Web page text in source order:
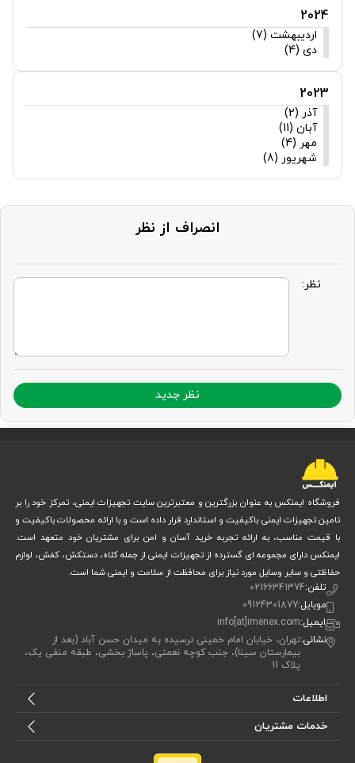
2024
اردیبهشت (7)
دی (4)
2023
آذر (2)
آبان (11)
مهر (4)
شهریور (8)
انصراف از نظر
نظر:
نظر جدید
فروشگاه ایمنکس به عنوان بزرگترین و معتبرترین سایت تجهیزات ایمنی، تمرکز خود را بر
تامین تجهیزات ایمنی باکیفیت و استاندارد قرار داده است و با ارائه محصولات باکیفیت و
با قیمت مناسب، به ارائه تجربه خرید آسان و امن برای مشتریان خود متعهد است.
ایمنکس دارای مجموعه ای گسترده از تجهیزات ایمنی از جمله کلاه، دستکش، کفش، لوازم
حفاظتی و سایر وسایل مورد نیاز برای محافظت از سلامت و ایمنی شما است.
تلفن:02166341374
موبایل:09124301877
ایمیل:info[at]imenex.com
نشانی:تهران، خیابان امام خمینی نرسیده به میدان حسن آباد (بعد از
بیمارستان سینا)، جنب کوچه نعمتی، پاساژ بخشی، طبقه منفی یک،
پلاک 11
اطلاعات
خدمات مشتریان